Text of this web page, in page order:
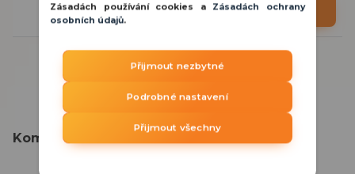
Přidat do košíku
Kompletní specifikace
Zásadách používání cookies a Zásadách ochrany
osobních údajů.
Přijmout nezbytné
Podrobné nastavení
Přijmout všechny